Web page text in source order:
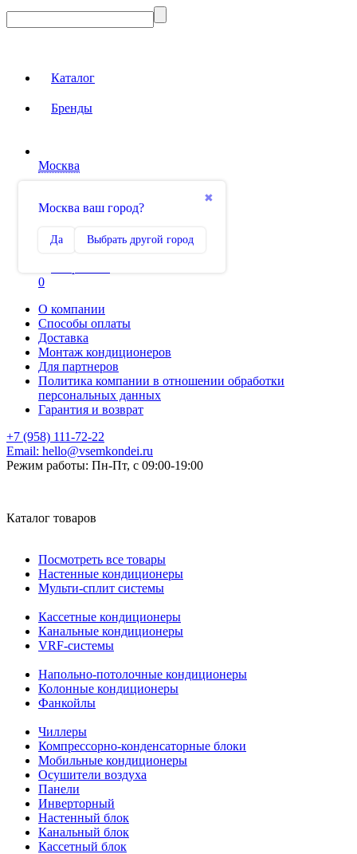
Каталог
Бренды
Москва
✖
Москва ваш город?
Да Выбрать другой город
Сравнение
0
О компании
Способы оплаты
Доставка
Монтаж кондиционеров
Для партнеров
Политика компании в отношении обработки
персональных данных
Гарантия и возврат
+7 (958) 111-72-22
Email: hello@vsemkondei.ru
Режим работы: Пн-Пт, с 09:00-19:00
Каталог товаров
Посмотреть все товары
Настенные кондиционеры
Мульти-сплит системы
Кассетные кондиционеры
Канальные кондиционеры
VRF-системы
Напольно-потолочные кондиционеры
Колонные кондиционеры
Фанкойлы
Чиллеры
Компрессорно-конденсаторные блоки
Мобильные кондиционеры
Осушители воздуха
Панели
Инверторный
Настенный блок
Канальный блок
Кассетный блок